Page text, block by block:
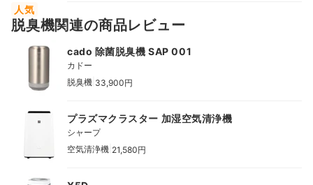
人気
脱臭機関連の商品レビュー
cado 除菌脱臭機 SAP 001
カドー
脱臭機 33,900円
プラズマクラスター 加湿空気清浄機
シャープ
空気清浄機 21,580円